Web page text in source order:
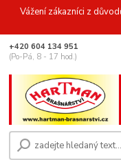
Vážení zákazníci z
+420 604 134 951
(Po-Pá, 8 - 17 hod.)